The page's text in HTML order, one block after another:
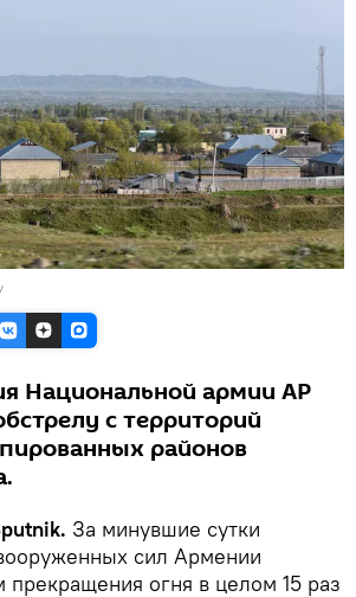
Национальной армии АР
с территорий
районов
За минувшие сутки
сил Армении
огня в целом 15 раз